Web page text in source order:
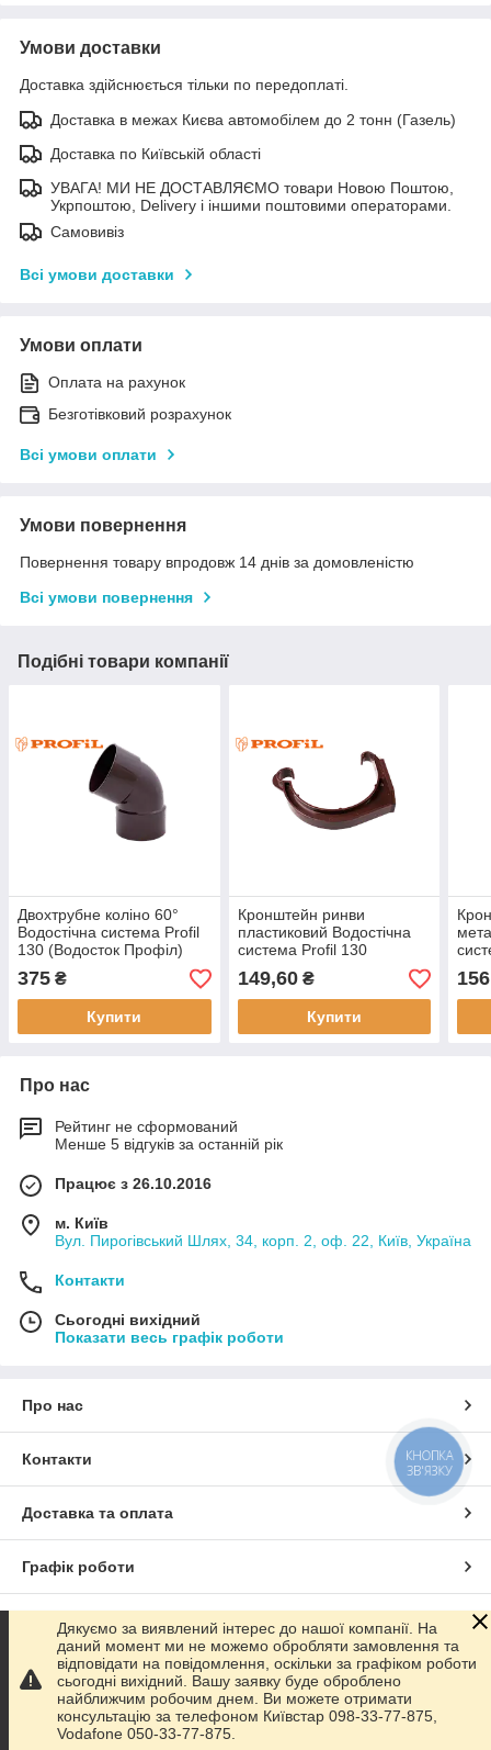
Умови доставки
Доставка здійснюється тільки по передоплаті.
Доставка в межах Києва автомобілем до 2 тонн (Газель)
Доставка по Київській області
УВАГА! МИ НЕ ДОСТАВЛЯЄМО товари Новою Поштою,
Укрпоштою, Delivery і іншими поштовими операторами.
Самовивіз
Всі умови доставки
Умови оплати
Оплата на рахунок
Безготівковий розрахунок
Всі умови оплати
Умови повернення
Повернення товару впродовж 14 днів за домовленістю
Всі умови повернення
Подібні товари компанії
Двохтрубне коліно 60°
Водостічна система Profil
130 (Водосток Профіл)
375 ₴
Купити
Кронштейн ринви
пластиковий Водостічна
система Profil 130
(Водосток Профіл)
149,60₴
Купити
Про нас
Рейтинг не сформований
Менше 5 відгуків за останній рік
Працює з 26.10.2016
м. Київ
Вул. Пирогівський Шлях, 34, корп. 2, оф. 22, Київ, Україна
Контакти
Сьогодні вихідний
Показати весь графік роботи
Про нас
Контакти
Доставка та оплата
Графік роботи
Повна версія сайту
Сайт створено на маркетплейсіProm.ua
Політика конфіденційності
Дякуємо за виявлений інтерес до нашої компанії. На
даний момент ми не можемо обробляти замовлення та
відповідати на повідомлення, оскільки за графіком роботи
сьогодні вихідний. Вашу заявку буде оброблено
найближчим робочим днем. Ви можете отримати
консультацію за телефоном Київстар 098-33-77-875,
Vodafone 050-33-77-875.
КНОПКА
ЗВ'ЯЗКУ